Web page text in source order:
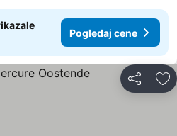
Pogledaj cene
Deli